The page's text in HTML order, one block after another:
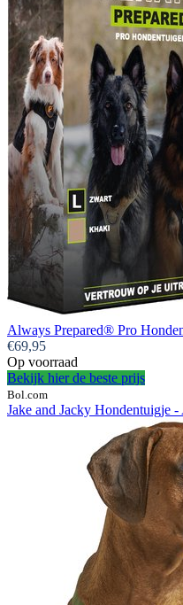
Always Prepared® Pro
€69,95
Op voorraad
Bekijk hier de beste prijs
Bol.com
Jake and Jacky Hondentuigje